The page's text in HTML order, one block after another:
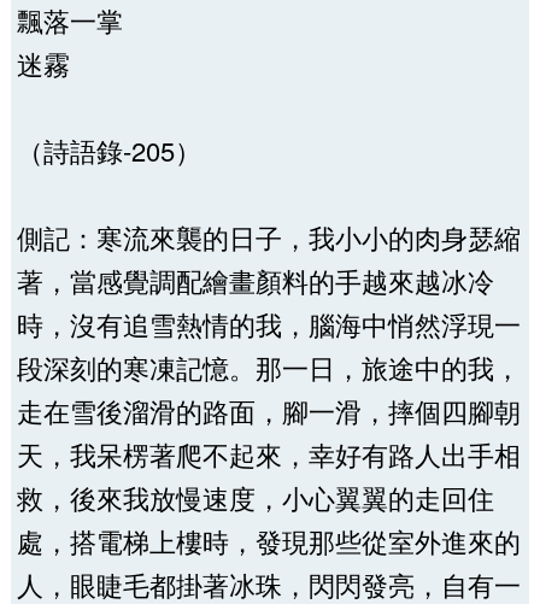
飄落一掌
迷霧
（詩語錄-205）
側記：寒流來襲的日子，我小小的肉身瑟縮
著，當感覺調配繪畫顏料的手越來越冰冷
時，沒有追雪熱情的我，腦海中悄然浮現一
段深刻的寒凍記憶。那一日，旅途中的我，
走在雪後溜滑的路面，腳一滑，摔個四腳朝
天，我呆楞著爬不起來，幸好有路人出手相
救，後來我放慢速度，小心翼翼的走回住
處，搭電梯上樓時，發現那些從室外進來的
人，眼睫毛都掛著冰珠，閃閃發亮，自有一